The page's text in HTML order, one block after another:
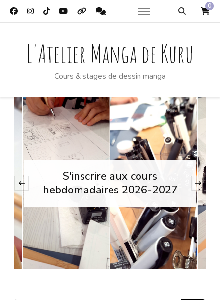
0
L'Atelier Manga de Kuru
Cours & stages de dessin manga
Réserver une place en stage
‹